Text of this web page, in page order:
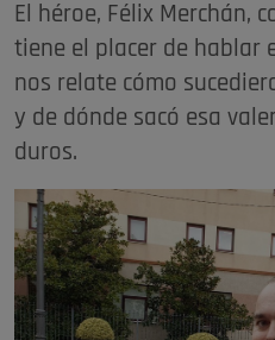
El héroe, Félix Merchán,
tiene el placer de hablar
nos relate cómo
y de dónde sacó esa
duros.